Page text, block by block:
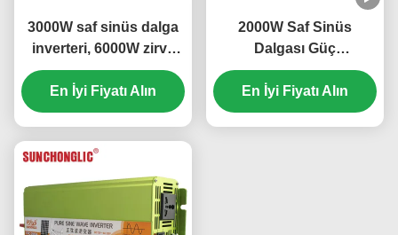
3000W saf sinüs dalga
inverteri, 6000W zirve
gücü ve şebeke dışı güç
çözümleri için% 94
verimlilik
En İyi Fiyatı Alın
2000W Saf Sinüs
Dalgası Güç
Değiştiricisi, 5V 1000mA
USB ve % 94 verimlilikli
DC'den AC dönüşümü
En İyi Fiyatı Alın